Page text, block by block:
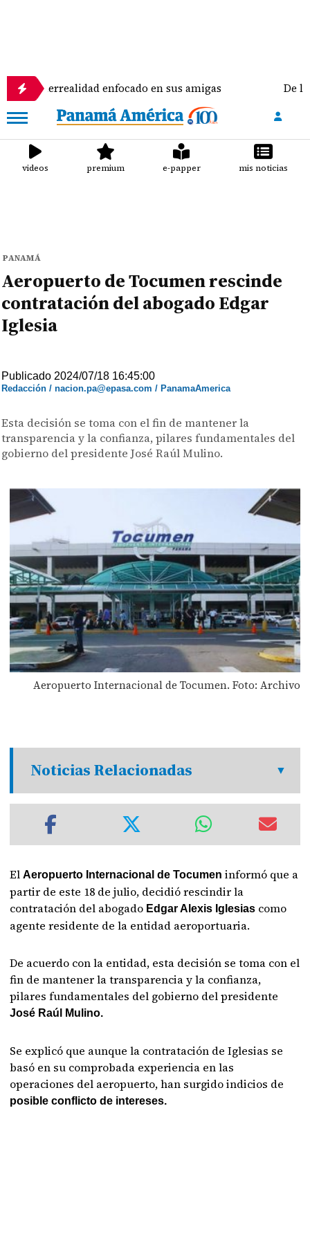
enfocado en sus amigas De la
videos premium e-papper mis noticias
PANAMÁ
Aeropuerto de Tocumen rescinde
contratación del abogado Edgar
Iglesia
Publicado 2024/07/18 16:45:00
Redacción / nacion.pa@epasa.com / PanamaAmerica
Esta decisión se toma con el fin de mantener la
transparencia y la confianza, pilares fundamentales del
gobierno del presidente José Raúl Mulino.
Aeropuerto Internacional de Tocumen. Foto: Archivo
Noticias Relacionadas
ElAeropuerto Internacional de Tocumeninformó que a
partir de este 18 de julio, decidió rescindir la
contratación del abogado Edgar Alexis Iglesias como
agente residente de la entidad aeroportuaria.
De acuerdo con la entidad, esta decisión se toma con el
fin de mantener la transparencia y la confianza,
pilares fundamentales del gobierno del presidente
José Raúl Mulino.
Se explicó que aunque la contratación de Iglesias se
basó en su comprobada experiencia en las
operaciones del aeropuerto, han surgido indicios de
posible conflicto de intereses.